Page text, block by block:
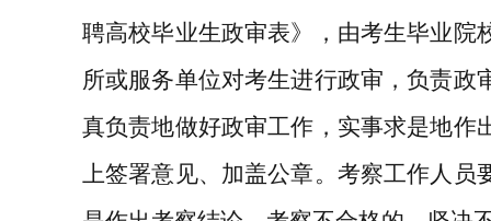
聘高校毕业生政审表》，由考生毕业院
所或服务单位对考生进行政审，负责政
真负责地做好政审工作，实事求是地作
上签署意见、加盖公章。考察工作人员